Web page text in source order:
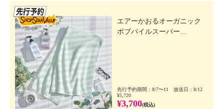
エアーかおるオーガニック
ボブパイルスーパー...
先行予約期間：8/7〜11 放送日：8/12
¥5,720
¥3,700(税込)